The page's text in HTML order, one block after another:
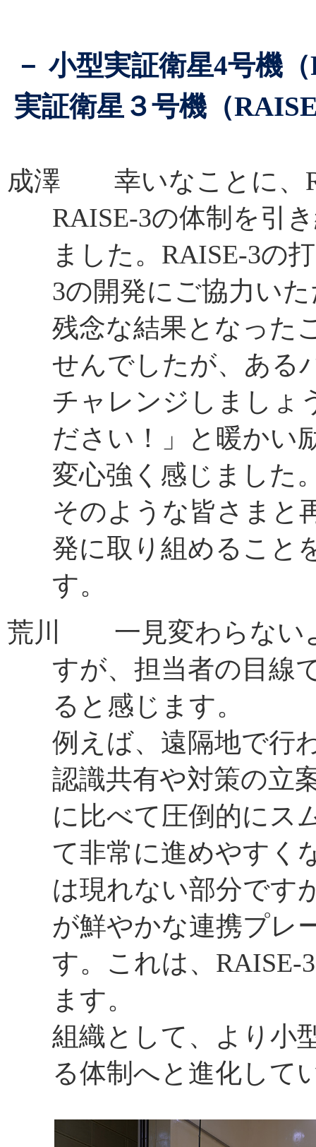
－ 小型実証衛星4号機
実証衛星３号機（
成澤 幸いなことに、
RAISE-3の体制を引
ました。RAISE-3の
3の開発にご協力い
残念な結果となった
せんでしたが、ある
チャレンジしましょ
ださい！」と暖かい
変心強く感じました
そのような皆さまと
発に取り組めること
す。
荒川 一見変わらない
すが、担当者の目線
ると感じます。
例えば、遠隔地で行
認識共有や対策の立
に比べて圧倒的にス
て非常に進めやすく
は現れない部分です
が鮮やかな連携プレ
す。これは、
ます。
組織として、より小
る体制へと進化して